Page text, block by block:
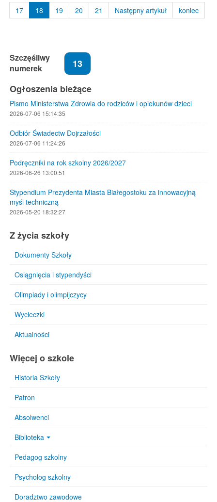
17 18 19 20 21 Następny artykuł koniec
Szczęśliwy
numerek
13
Ogłoszenia bieżące
Pismo Ministerstwa Zdrowia do rodziców i opiekunów dzieci
2026-07-06 15:14:35
Odbiór Świadectw Dojrzałości
2026-07-06 11:24:26
Podręczniki na rok szkolny 2026/2027
2026-06-26 13:00:51
Stypendium Prezydenta Miasta Białegostoku za innowacyjną
myśl techniczną
2026-05-20 18:32:27
Z życia szkoły
Dokumenty Szkoły
Osiągnięcia i stypendyści
Olimpiady i olimpijczycy
Wycieczki
Aktualności
Więcej o szkole
Historia Szkoły
Patron
Absolwenci
Biblioteka
Pedagog szkolny
Psycholog szkolny
Doradztwo zawodowe